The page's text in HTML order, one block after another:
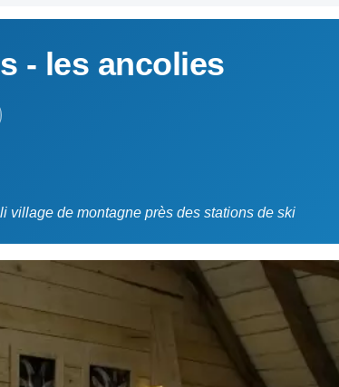
- les ancolies
village de montagne près des stations de ski